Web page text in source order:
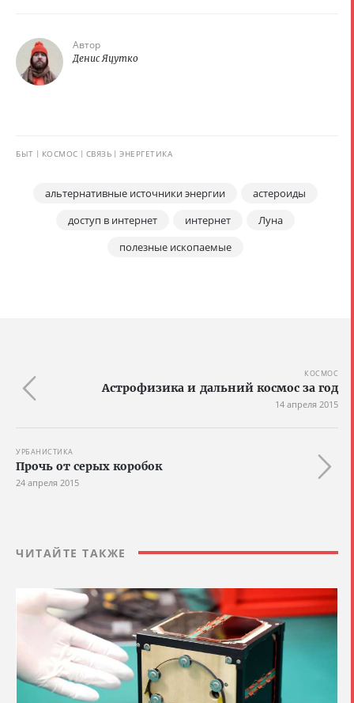
Автор
Денис Яцутко
БЫТ КОСМОС СВЯЗЬ ЭНЕРГЕТИКА
альтернативные источники энергии
астероиды
доступ в интернет
интернет
Луна
полезные ископаемые
КОСМОС
Астрофизика и дальний космос за год
14 апреля 2015
УРБАНИСТИКА
Прочь от серых коробок
24 апреля 2015
ЧИТАЙТЕ ТАКЖЕ